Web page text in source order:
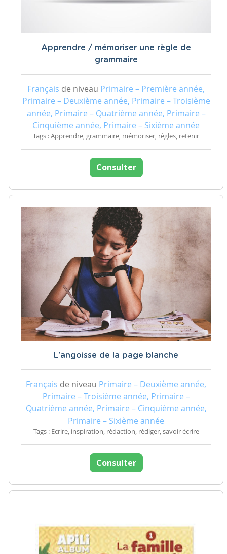
Apprendre / mémoriser une règle de
grammaire
Français de niveau Primaire – Première année,
Primaire – Deuxième année, Primaire – Troisième
année, Primaire – Quatrième année, Primaire –
Cinquième année, Primaire – Sixième année
Tags : Apprendre, grammaire, mémoriser, règles, retenir
Consulter
L'angoisse de la page blanche
Français de niveau Primaire – Deuxième année,
Primaire – Troisième année, Primaire –
Quatrième année, Primaire – Cinquième année,
Primaire – Sixième année
Tags : Ecrire, inspiration, rédaction, rédiger, savoir écrire
Consulter